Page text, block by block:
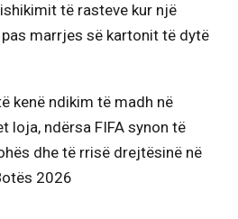
të rasteve kur një
marrjes së kartonit të dytë
kenë ndikim të madh në
loja, ndërsa FIFA synon të
dhe të rrisë drejtësinë në
2026